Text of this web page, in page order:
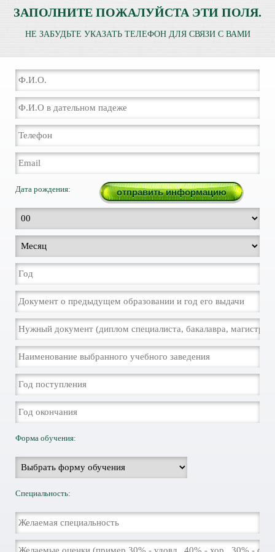
ЗАПОЛНИТЕ ПОЖАЛУЙСТА ЭТИ ПОЛЯ.
НЕ ЗАБУДЬТЕ УКАЗАТЬ ТЕЛЕФОН ДЛЯ СВЯЗИ С ВАМИ
Дата рождения:
Форма обучения:
Специальность: